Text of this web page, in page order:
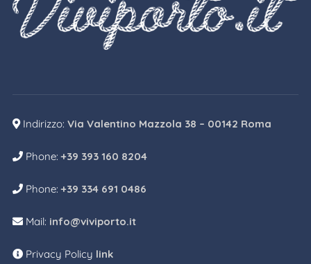
Indirizzo: Via Valentino Mazzola 38 – 00142 Roma
Phone:+39 393 160 8204
Phone:+39 334 691 0486
Mail: info@viviporto.it
Privacy Policy link